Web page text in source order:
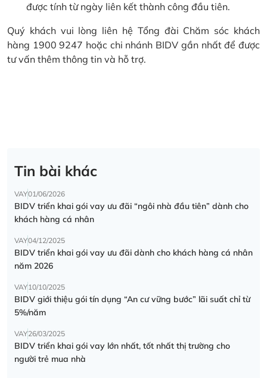
được tính từ ngày liên kết thành công đầu tiên.
Quý khách vui lòng liên hệ Tổng đài Chăm sóc khách
hàng 1900 9247 hoặc chi nhánh BIDV gần nhất để được
tư vấn thêm thông tin và hỗ trợ.
Tin bài khác
VAY01/06/2026
BIDV triển khai gói vay ưu đãi “ngôi nhà đầu tiên” dành cho
khách hàng cá nhân
VAY04/12/2025
BIDV triển khai gói vay ưu đãi dành cho khách hàng cá nhân
năm 2026
VAY10/10/2025
BIDV giới thiệu gói tín dụng “An cư vững bước” lãi suất chỉ từ
5%/năm
VAY26/03/2025
BIDV triển khai gói vay lớn nhất, tốt nhất thị trường cho
người trẻ mua nhà